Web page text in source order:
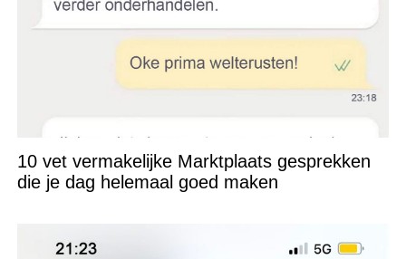
10 vet vermakelijke Marktplaats gesprekken
die je dag helemaal goed maken